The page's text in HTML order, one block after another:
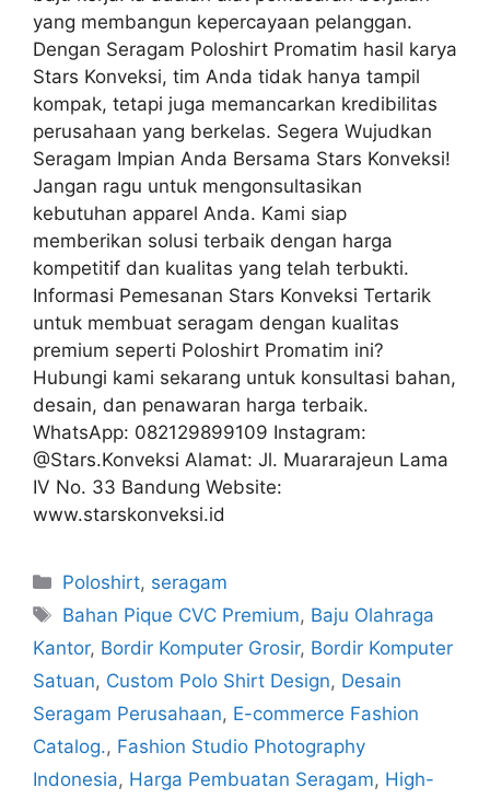
yang membangun kepercayaan pelanggan.
Dengan Seragam Poloshirt Promatim hasil karya
Stars Konveksi, tim Anda tidak hanya tampil
kompak, tetapi juga memancarkan kredibilitas
perusahaan yang berkelas. Segera Wujudkan
Seragam Impian Anda Bersama Stars Konveksi!
Jangan ragu untuk mengonsultasikan
kebutuhan apparel Anda. Kami siap
memberikan solusi terbaik dengan harga
kompetitif dan kualitas yang telah terbukti.
Informasi Pemesanan Stars Konveksi Tertarik
untuk membuat seragam dengan kualitas
premium seperti Poloshirt Promatim ini?
Hubungi kami sekarang untuk konsultasi bahan,
desain, dan penawaran harga terbaik.
WhatsApp: 082129899109 Instagram:
@Stars.Konveksi Alamat: Jl. Muararajeun Lama
IV No. 33 Bandung Website:
www.starskonveksi.id
Poloshirt, seragam
Bahan Pique CVC Premium, Baju Olahraga
Kantor, Bordir Komputer Grosir, Bordir Komputer
Satuan, Custom Polo Shirt Design, Desain
Seragam Perusahaan, E-commerce Fashion
Catalog., Fashion Studio Photography
Indonesia, Harga Pembuatan Seragam, High-